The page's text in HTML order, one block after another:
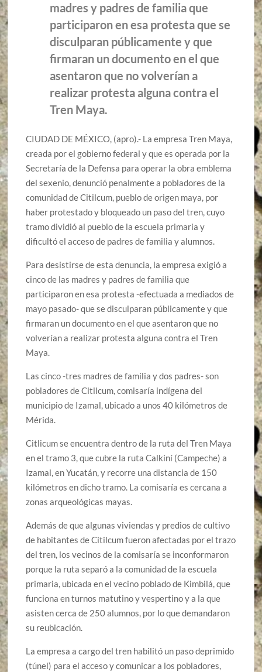
madres y padres de familia que
participaron en esa protesta que se
disculparan públicamente y que
firmaran un documento en el que
asentaron que no volverían a
realizar protesta alguna contra el
Tren Maya.
CIUDAD DE MÉXICO, (apro).- La empresa Tren Maya,
creada por el gobierno federal y que es operada por la
Secretaría de la Defensa para operar la obra emblema
del sexenio, denunció penalmente a pobladores de la
comunidad de Citilcum, pueblo de origen maya, por
haber protestado y bloqueado un paso del tren, cuyo
tramo dividió al pueblo de la escuela primaria y
dificultó el acceso de padres de familia y alumnos.
Para desistirse de esta denuncia, la empresa exigió a
cinco de las madres y padres de familia que
participaron en esa protesta -efectuada a mediados de
mayo pasado- que se disculparan públicamente y que
firmaran un documento en el que asentaron que no
volverían a realizar protesta alguna contra el Tren
Maya.
Las cinco -tres madres de familia y dos padres- son
pobladores de Citilcum, comisaría indígena del
municipio de Izamal, ubicado a unos 40 kilómetros de
Mérida.
Citlicum se encuentra dentro de la ruta del Tren Maya
en el tramo 3, que cubre la ruta Calkiní (Campeche) a
Izamal, en Yucatán, y recorre una distancia de 150
kilómetros en dicho tramo. La comisaría es cercana a
zonas arqueológicas mayas.
Además de que algunas viviendas y predios de cultivo
de habitantes de Citilcum fueron afectadas por el trazo
del tren, los vecinos de la comisaría se inconformaron
porque la ruta separó a la comunidad de la escuela
primaria, ubicada en el vecino poblado de Kimbilá, que
funciona en turnos matutino y vespertino y a la que
asisten cerca de 250 alumnos, por lo que demandaron
su reubicación.
La empresa a cargo del tren habilitó un paso deprimido
(túnel) para el acceso y comunicar a los pobladores,